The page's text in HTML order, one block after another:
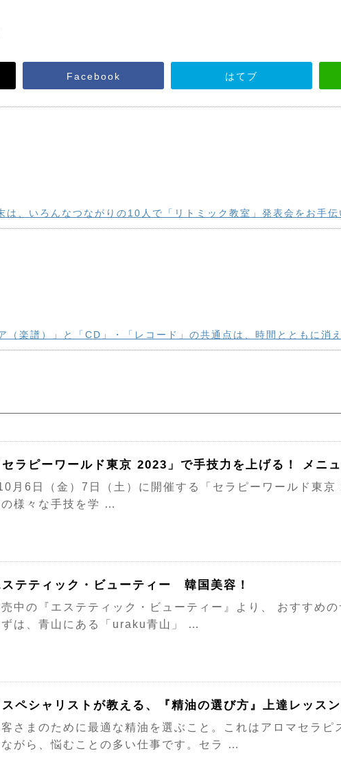
Facebook はてブ
は、いろんなつながりの10人で「リトミック教室」発表会をお手伝
（楽譜）」と「CD」・「レコード」の共通点は、時間とともに消
セラピーワールド東京 2023」で手技力を上げる！ メニ
月6日（金）7日（土）に開催する「セラピーワールド東
の様々な手技を学 …
ステティック・ビューティー 韓国美容！
中の『エステティック・ビューティー』より、 おすすめの
ずは、青山にある「uraku青山」 …
スペシャリストが教える、『精油の選び方』上達レッスン
客さまのために最適な精油を選ぶこと。これはアロマセラピ
ながら、悩むことの多い仕事です。セラ …